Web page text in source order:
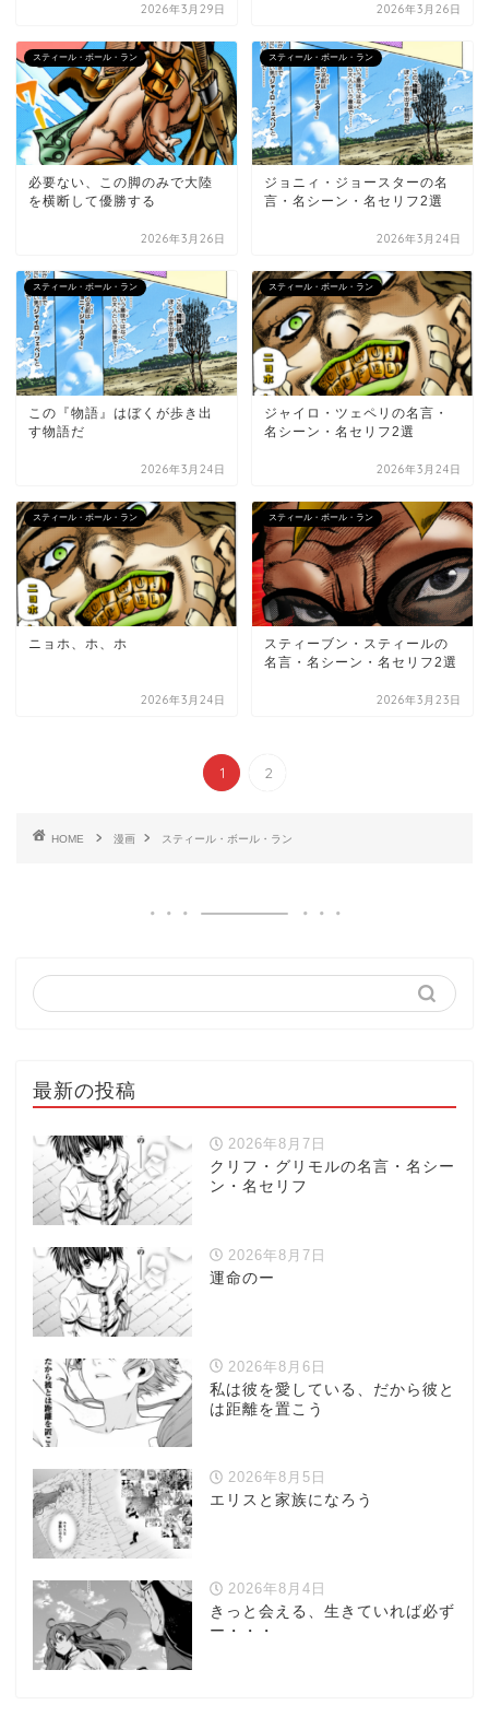
2026年3月29日 2026年3月26日
スティール・ボール・ラン
必要ない、この脚のみで大陸
を横断して優勝する
2026年3月26日
スティール・ボール・ラン
ジョニィ・ジョースターの名
言・名シーン・名セリフ2選
2026年3月24日
スティール・ボール・ラン
この『物語』はぼくが歩き出
す物語だ
2026年3月24日
スティール・ボール・ラン
ジャイロ・ツェペリの名言・
名シーン・名セリフ2選
2026年3月24日
スティール・ボール・ラン
ニョホ、ホ、ホ
2026年3月24日
スティール・ボール・ラン
スティーブン・スティールの
名言・名シーン・名セリフ2選
2026年3月23日
1 2
HOME 漫画 スティール・ボール・ラン
最新の投稿
2026年8月7日
クリフ・グリモルの名言・名シー
ン・名セリフ
2026年8月7日
運命のー
2026年8月6日
私は彼を愛している、だから彼と
は距離を置こう
2026年8月5日
エリスと家族になろう
2026年8月4日
きっと会える、生きていれば必ず
ー・・・